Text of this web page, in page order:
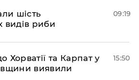
шість
видів риби
09:19
Хорватії та Карпат у
виявили
15:50